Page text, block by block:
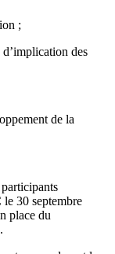
;
des
de la
le 30 septembre
place du